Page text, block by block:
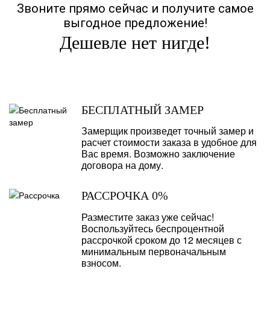
Звоните прямо сейчас и получите самое
выгодное предложение!
Дешевле нет нигде!
БЕСПЛАТНЫЙ ЗАМЕР
Замерщик произведет точный замер и
расчет стоимости заказа в удобное для
Вас время. Возможно заключение
договора на дому.
РАССРОЧКА 0%
Разместите заказ уже сейчас!
Воспользуйтесь беспроцентной
рассрочкой сроком до 12 месяцев с
минимальным первоначальным
взносом.